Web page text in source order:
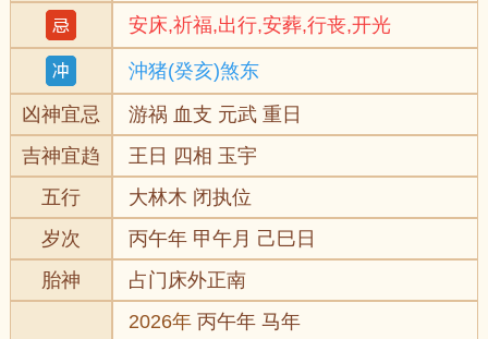
安床,祈福,出行,安葬,行丧,开光
沖猪(癸亥)煞东
凶神宜忌
游祸 血支 元武 重日
吉神宜趋
王日 四相 玉宇
五行
大林木 闭执位
岁次
丙午年 甲午月 己巳日
胎神
占门床外正南
2026年 丙午年 马年